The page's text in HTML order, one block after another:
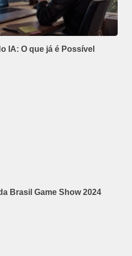
IA: O que já é Possível
Brasil Game Show 2024